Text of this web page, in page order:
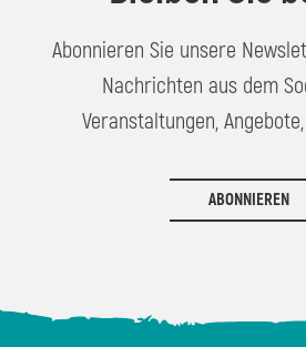
Abonnieren Sie unsere
Nachrichten aus dem
Veranstaltungen,
ABONNIEREN